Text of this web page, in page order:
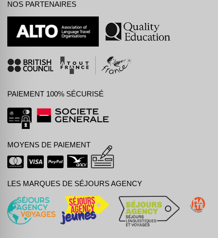
NOS PARTENAIRES
PAIEMENT 100% SÉCURISÉ
MOYENS DE PAIEMENT
LES MARQUES DE SÉJOURS AGENCY